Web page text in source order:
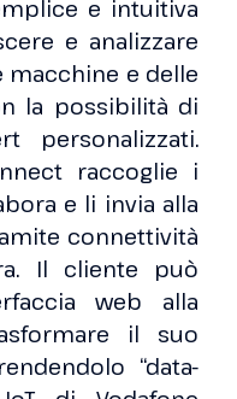
e intuitiva
e analizzare
macchine e delle
la possibilità di
personalizzati.
raccoglie i
e li invia alla
connettività
Il cliente può
web alla
il suo
“data-